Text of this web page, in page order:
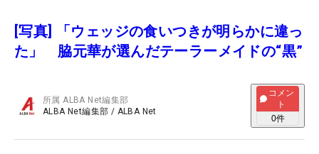
[写真] 「ウェッジの食いつきが明らかに違っ
た」 脇元華が選んだテーラーメイドの“黒”
所属ALBA Net編集部
ALBA Net編集部 / ALBA Net
コメン
ト
0件